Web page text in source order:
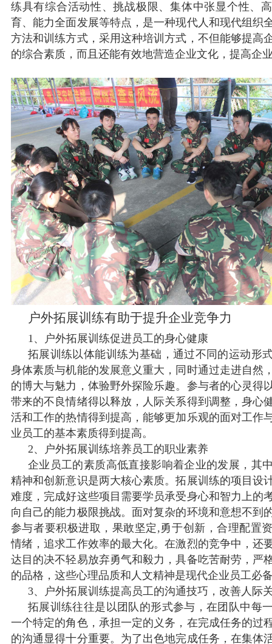
练具有综合活动性、挑战极限、集体中张显个性、
育、能力全面发展等特点，是一种现代人和现代组织
方法和训练方式，采用这种培训方式，不但能够提高
的综合素质，而且还能有效地营造企业文化，提高企
户外拓展训练有助于提升企业竞争力
1、户外拓展训练促进员工的身心健康
拓展训练以体能训练为基础，通过不同的运动形
身体素质与机能的发展意义重大，同时通过走进自然
的博大与魅力，体验野外探险乐趣。参与者的心灵得
带来的不良情绪得以释放，人际关系得到调整，身心
活和工作的热情得到提高，能够更加乐观的面对工作
业员工的基本素质得到提高。
2、户外拓展训练培养员工的职业素养
企业员工的素质高低直接影响着企业的发展，其
精神和创新意识是两大核心素质。拓展训练的项目设
难度，完成好这些项目需要学员承受身心和智力上的
向自己的能力极限挑战。面对复杂的环境和意想不到
参与者要积极进取，果敢坚定,勇于创新，合理配置
情绪，追求工作效率的最大化。在激烈的竞争中，还
达目的决不轻易放弃勇气和毅力，具备吃苦耐劳，严
的品格，这些心理品质和人文精神是现代企业员工必
3、户外拓展训练提高员工的沟通技巧，改善人际
拓展训练往往是以团队的形式参与，在团队中每
一个特定的角色，承担一定的义务，在完成任务的过
的沟通显得十分重要。为了出色地完成任务，在集体